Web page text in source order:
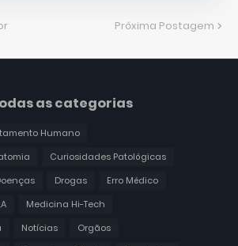
Próxima Postagem
as categorias
Humano
Curiosidades Patológicas
Drogas
Erro Médico
Medicina Hi-Tech
Notícias
Orgãos